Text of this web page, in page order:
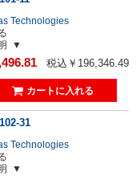
Technologies
税込￥196,346.49
31
Technologies